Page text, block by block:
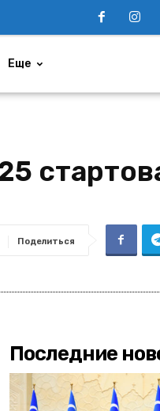
Еще
Поделиться
Последние